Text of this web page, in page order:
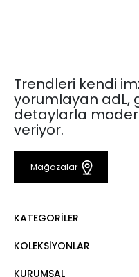
Trendleri kendi
yorumlayan adL,
detaylarla
veriyor.
Mağazalar
KATEGORILER
Elbise
KOLEKSIYONLAR
KURUMSAL